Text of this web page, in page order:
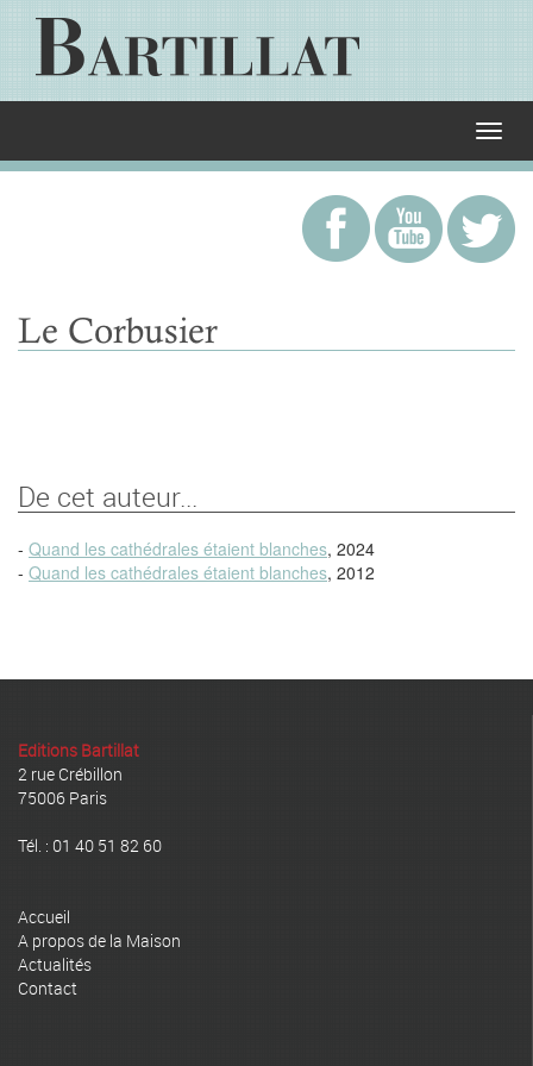
Le Corbusier
De cet auteur...
- Quand les cathédrales étaient blanches, 2024
- Quand les cathédrales étaient blanches, 2012
Editions Bartillat
2 rue Crébillon
75006 Paris
Tél. : 01 40 51 82 60
Accueil
A propos de la Maison
Actualités
Contact